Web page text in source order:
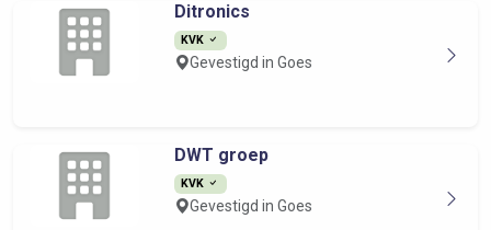
Ditronics
KVK
Gevestigd in Goes
DWT groep
KVK
Gevestigd in Goes